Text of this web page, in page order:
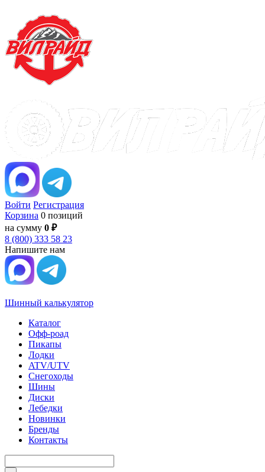
Войти Регистрация
Корзина 0 позиций
на сумму 0 ₽
8 (800) 333 58 23
Напишите нам
Шинный калькулятор
Каталог
Офф-роад
Пикапы
Лодки
ATV/UTV
Снегоходы
Шины
Диски
Лебедки
Новинки
Бренды
Контакты